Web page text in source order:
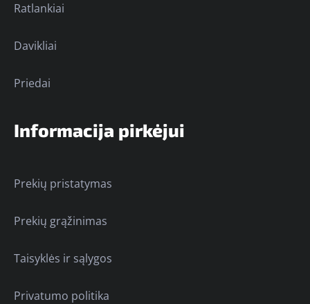
Ratlankiai
Davikliai
Priedai
Informacija pirkėjui
Prekių pristatymas
Prekių grąžinimas
Taisyklės ir sąlygos
Privatumo politika